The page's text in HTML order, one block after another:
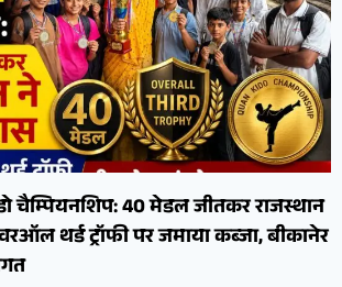
चैम्पियनशिप: 40 मेडल जीतकर राजस्थान
थर्ड ट्रॉफी पर जमाया कब्जा, बीकानेर